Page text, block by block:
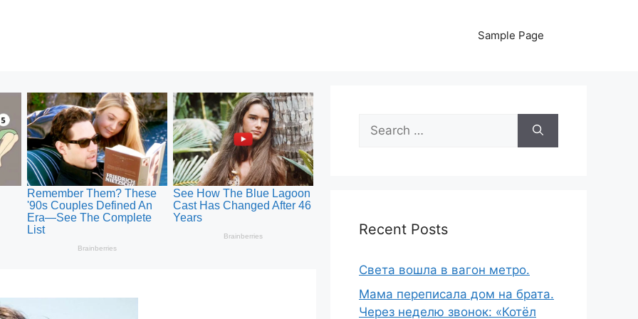
Sample Page
Search
for:
Recent Posts
Света вошла в вагон метро.
Мама переписала дом на брата.
Через неделю звонок: «Котёл